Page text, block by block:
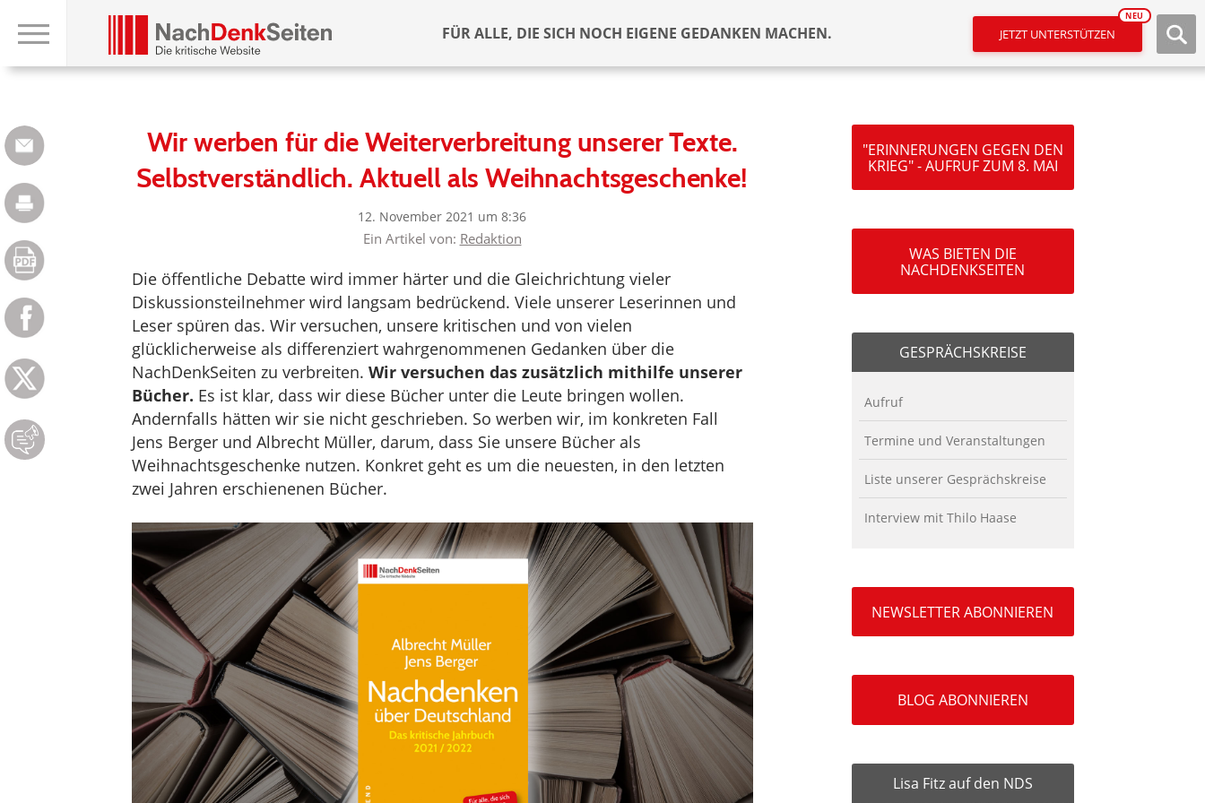
FÜR ALLE, DIE SICH NOCH EIGENE GEDANKEN MACHEN. JETZT UNTERSTÜTZEN
NEU
Wir werben für die Weiterverbreitung unserer Texte.
Selbstverständlich. Aktuell als Weihnachtsgeschenke!
12. November 2021 um 8:36
Ein Artikel von: Redaktion
Die öffentliche Debatte wird immer härter und die Gleichrichtung vieler
Diskussionsteilnehmer wird langsam bedrückend. Viele unserer Leserinnen und
Leser spüren das. Wir versuchen, unsere kritischen und von vielen
glücklicherweise als differenziert wahrgenommenen Gedanken über die
NachDenkSeiten zu verbreiten. Wir versuchen das zusätzlich mithilfe unserer
Bücher. Es ist klar, dass wir diese Bücher unter die Leute bringen wollen.
Andernfalls hätten wir sie nicht geschrieben. So werben wir, im konkreten Fall
Jens Berger und Albrecht Müller, darum, dass Sie unsere Bücher als
Weihnachtsgeschenke nutzen. Konkret geht es um die neuesten, in den letzten
zwei Jahren erschienenen Bücher.
"ERINNERUNGEN GEGEN DEN
KRIEG" - AUFRUF ZUM 8. MAI
WAS BIETEN DIE
NACHDENKSEITEN
GESPRÄCHSKREISE
Aufruf
Termine und Veranstaltungen
Liste unserer Gesprächskreise
Interview mit Thilo Haase
NEWSLETTER ABONNIEREN
BLOG ABONNIEREN
Lisa Fitz auf den NDS